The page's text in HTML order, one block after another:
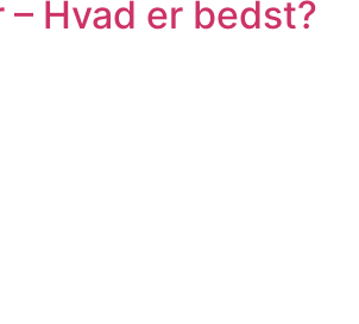
Hvad er bedst?